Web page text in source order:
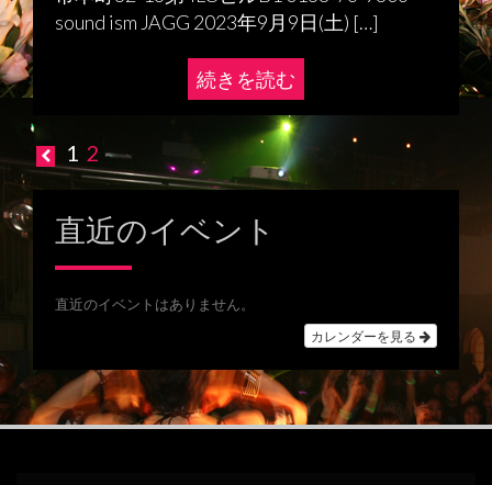
sound ism JAGG 2023年9月9日(土) […]
続きを読む
投
稿
ナ
ゲ
シ
ョ
1 2
直近のイベント
直近のイベントはありません。
カレンダーを見る